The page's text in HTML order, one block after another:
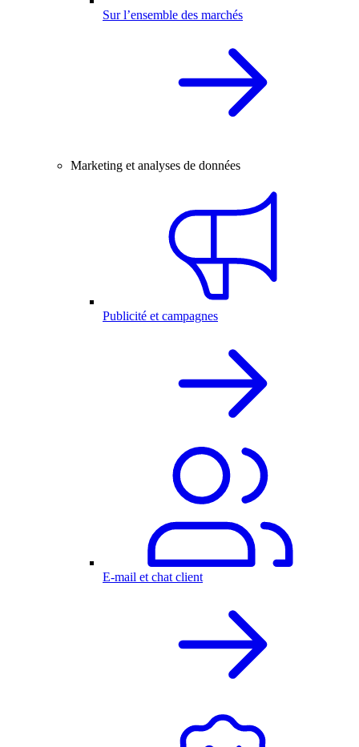
Sur l’ensemble des marchés
Marketing et analyses de données
Publicité et campagnes
E-mail et chat client